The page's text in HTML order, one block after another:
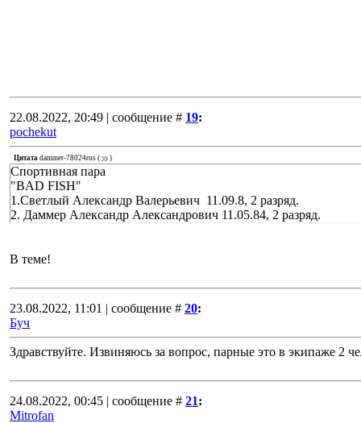
22.08.2022, 20:49 | сообщение # 19:
pochekut
Цитата dammer-78024rus ( )
Спортивная пара
"BAD FISH"
1.Светлый Александр Валерьевич 11.09.8, 2 разряд.
2. Даммер Александр Александрович 11.05.84, 2 разряд.
В теме!
23.08.2022, 11:01 | сообщение # 20:
Буч
Здравствуйте. Извиняюсь за вопрос, парные это в экипаже 2
24.08.2022, 00:45 | сообщение # 21:
Mitrofan